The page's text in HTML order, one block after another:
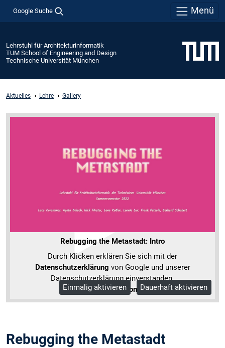
Google Suche Menü
Lehrstuhl für Architekturinformatik
TUM School of Engineering and Design
Technische Universität München
Aktuelles Lehre Gallery
Rebugging the Metastadt: Intro
Durch Klicken erklären Sie sich mit der
Datenschutzerklärung von Google und unserer
Datenschutzerklärung einverstanden.
Mehr Informationen
Einmalig aktivieren Dauerhaft aktivieren
Rebugging the Metastadt